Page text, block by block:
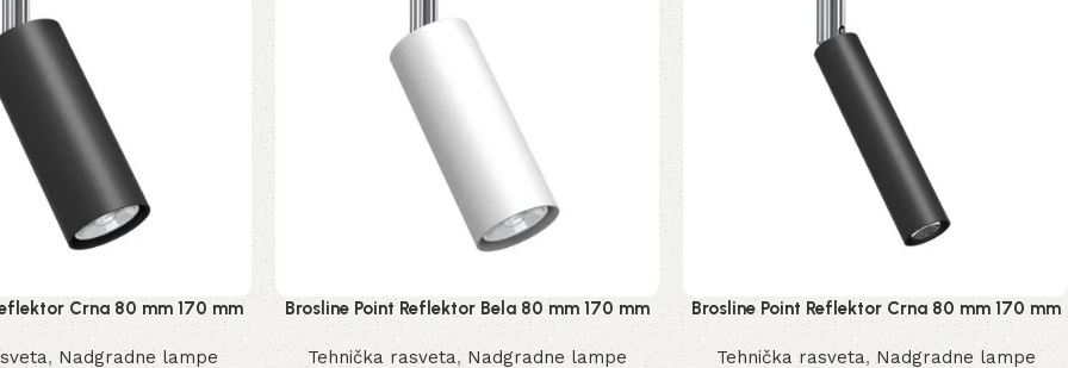
Crna 80 mm 170 mm
2284 mm
,Nadgradne lampe
Brosline Point Reflektor Bela 80 mm 170 mm
2285 mm
Tehnička rasveta,Nadgradne lampe
Brosline Point Reflektor Crna 80 mm 170 mm
2281 mm
Tehnička rasveta,Nadgradne lampe